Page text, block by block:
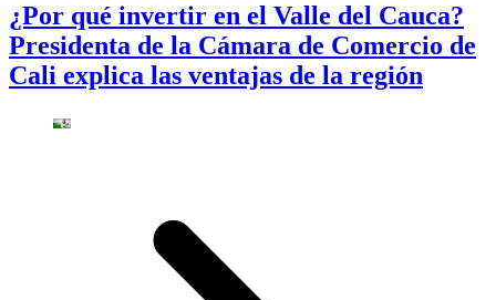
¿Por qué invertir en el Valle del Cauca?
Presidenta de la Cámara de Comercio de
Cali explica las ventajas de la región